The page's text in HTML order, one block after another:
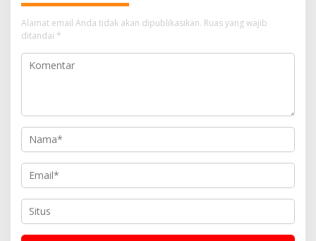
Alamat email Anda tidak akan dipublikasikan. Ruas yang wajib
ditandai *